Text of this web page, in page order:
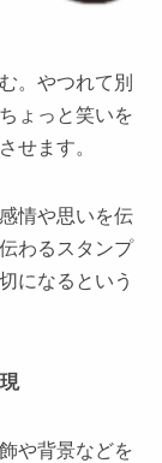
。やつれて別
ょっと笑いを
せます。
情や思いを伝
わるスタンプ
になるという
や背景などを